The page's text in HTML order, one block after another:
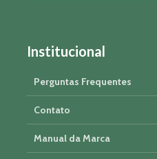
Institucional
Perguntas Frequentes
Contato
Manual da Marca